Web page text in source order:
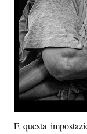
E questa